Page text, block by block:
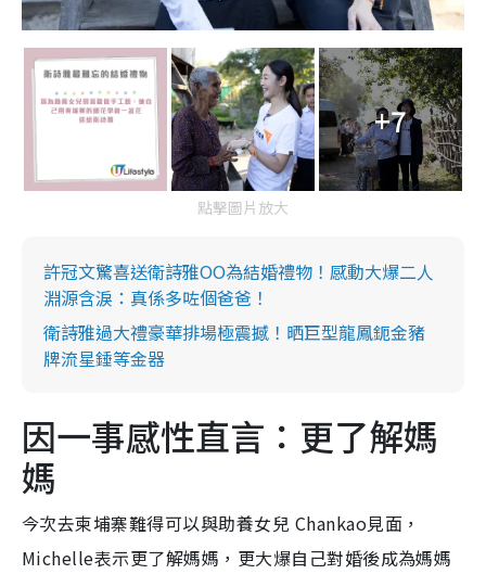
+7
點擊圖片放大
許冠文驚喜送衛詩雅OO為結婚禮物！感動大爆二人
淵源含淚：真係多咗個爸爸！
衛詩雅過大禮豪華排場極震撼！晒巨型龍鳳鈪金豬
牌流星錘等金器
因一事感性直言：更了解媽
媽
今次去柬埔寨難得可以與助養女兒 Chankao見面，
Michelle表示更了解媽媽，更大爆自己對婚後成為媽媽